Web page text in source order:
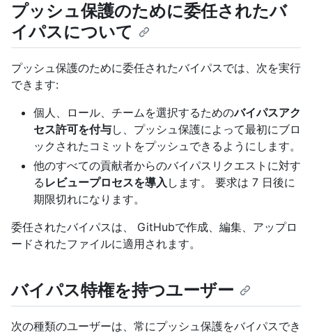
プッシュ保護のために委任されたバ
イパスについて
プッシュ保護のために委任されたバイパスでは、次を実行
できます:
個人、ロール、チームを選択するためのバイパスアク
セス許可を付与し、プッシュ保護によって最初にブロ
ックされたコミットをプッシュできるようにします。
他のすべての貢献者からのバイパスリクエストに対す
る レビュープロセスを導入 します。 要求は 7 日後に
期限切れになります。
委任されたバイパスは、 GitHubで作成、編集、アップロ
ードされたファイルに適用されます。
バイパス特権を持つユーザー
次の種類のユーザーは、常にプッシュ保護をバイパスでき